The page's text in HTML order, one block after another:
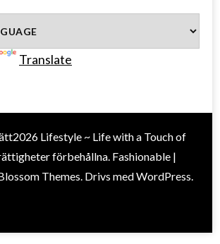
Translate
Lifestyle ~ Life with a Touch of
förbehållna. Fashionable |
Themes. Drivs medWordPress.